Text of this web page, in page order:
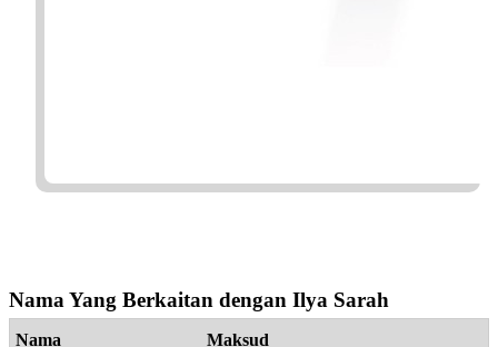
Nama Yang Berkaitan dengan Ilya Sarah
Nama Maksud